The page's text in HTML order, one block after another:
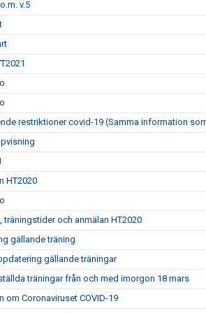
v.5
restriktioner covid-19 (Samma information
HT2020
träningstider och anmälan HT2020
gällande träning
gällande träningar
träningar från och med imorgon 18 mars
om Coronaviruset COVID-19